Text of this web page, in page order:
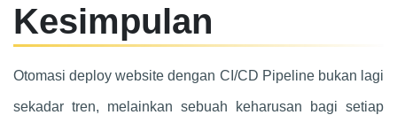
Kesimpulan
Otomasi deploy website dengan CI/CD Pipeline bukan lagi
sekadar tren, melainkan sebuah keharusan bagi setiap